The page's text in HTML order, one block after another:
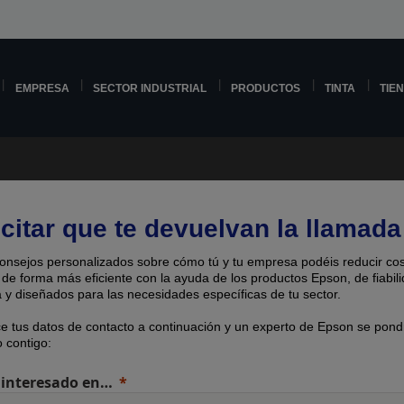
EMPRESA SECTOR INDUSTRIAL PRODUCTOS TINTA
que te devuelvan la llamada
personalizados sobre cómo tú y tu empresa podéis reducir
forma más eficiente con la ayuda de los productos Epson, de
y diseñados para las necesidades específicas de tu sector.
tus datos de contacto a continuación y un experto de Epson se
contigo:
interesado en…